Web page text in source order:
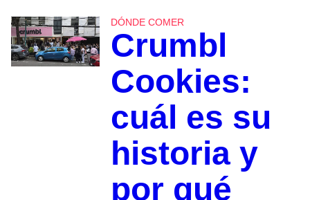
DÓNDE COMER
Crumbl
Cookies:
cuál es su
historia y
por qué